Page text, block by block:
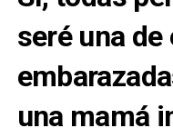
seré una de
una mamá